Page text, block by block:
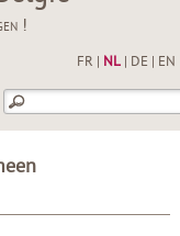
!
FR NL| DE EN